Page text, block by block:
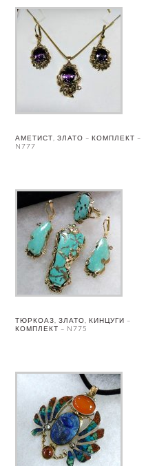
АМЕТИСТ, ЗЛАТО – КОМПЛЕКТ –
N777
ТЮРКОАЗ, ЗЛАТО, КИНЦУГИ –
КОМПЛЕКТ – N775